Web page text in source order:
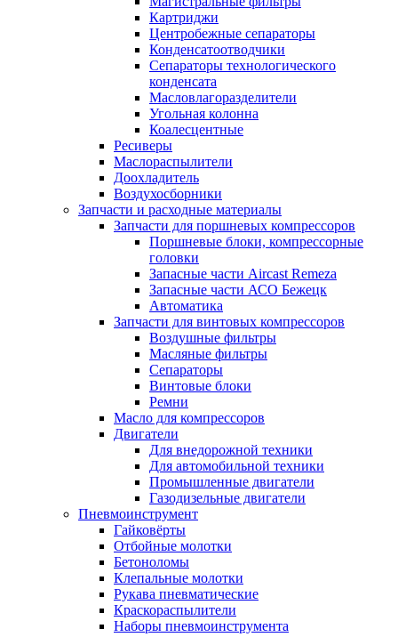
Картриджи
Центробежные сепараторы
Конденсатоотводчики
Сепараторы технологического
конденсата
Масловлагоразделители
Угольная колонна
Коалесцентные
Ресиверы
Маслораспылители
Доохладитель
Воздухосборники
Запчасти и расходные материалы
Запчасти для поршневых компрессоров
Поршневые блоки, компрессорные
головки
Запасные части Aircast Remeza
Запасные части АСО Бежецк
Автоматика
Запчасти для винтовых компрессоров
Воздушные фильтры
Масляные фильтры
Сепараторы
Винтовые блоки
Ремни
Масло для компрессоров
Двигатели
Для внедорожной техники
Для автомобильной техники
Промышленные двигатели
Газодизельные двигатели
Пневмоинструмент
Гайковёрты
Отбойные молотки
Бетоноломы
Клепальные молотки
Рукава пневматические
Краскораспылители
Наборы пневмоинструмента